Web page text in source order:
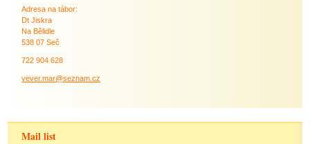
Adresa na tábor:
Dt Jiskra
Na Bělidle
538 07 Seč
722 904 628
vever.mar@seznam.cz
Mail list